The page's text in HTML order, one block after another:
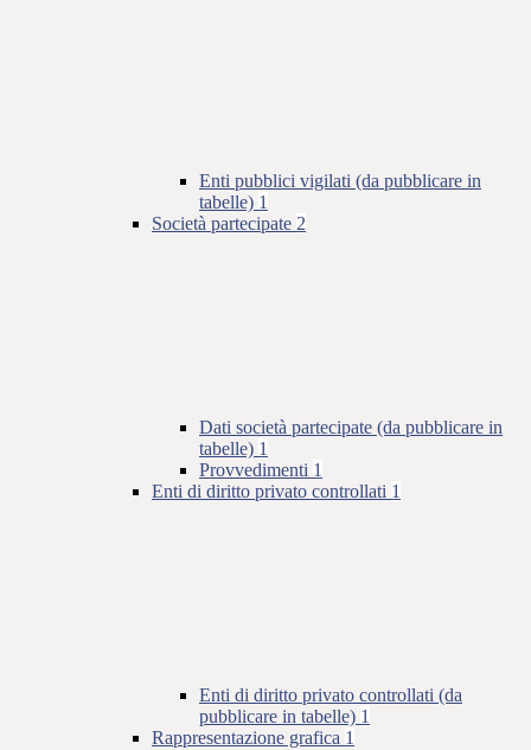
Enti pubblici vigilati (da pubblicare in
tabelle) 1
Società partecipate 2
Dati società partecipate (da pubblicare in
tabelle) 1
Provvedimenti 1
Enti di diritto privato controllati 1
Enti di diritto privato controllati (da
pubblicare in tabelle) 1
Rappresentazione grafica 1